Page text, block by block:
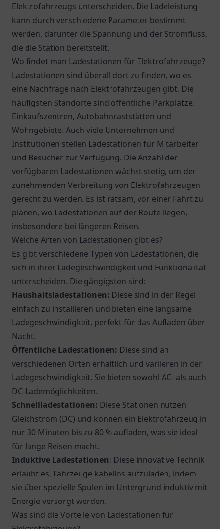
Elektrofahrzeugs unterscheiden. Die Ladeleistung
kann durch verschiedene Parameter bestimmt
werden, darunter die Spannung und der Stromfluss,
die die Station bereitstellt.
Wo findet man Ladestationen für Elektrofahrzeuge?
Ladestationen sind überall dort zu finden, wo es
eine Nachfrage nach Elektrofahrzeugen gibt. Die
häufigsten Standorte sind öffentliche Parkplätze,
Einkaufszentren, Autobahnraststätten und
Wohngebiete. Auch viele Unternehmen und
Institutionen stellen Ladestationen für Mitarbeiter
und Besucher zur Verfügung. Die Anzahl der
verfügbaren Ladestationen wächst stetig, um der
zunehmenden Verbreitung von Elektrofahrzeugen
gerecht zu werden. Es ist ratsam, vor einer Fahrt zu
planen, wo Ladestationen auf der Route liegen,
insbesondere bei längeren Reisen.
Welche Arten von Ladestationen gibt es?
Es gibt verschiedene Typen von Ladestationen, die
sich in ihrer Ladegeschwindigkeit und Funktionalität
unterscheiden. Die gängigsten sind:
Haushaltsladestationen: Diese sind in der Regel
einfach zu installieren und bieten eine langsame
Ladegeschwindigkeit, perfekt für das Aufladen über
Nacht.
Öffentliche Ladestationen: Diese sind an
verschiedenen Orten erhältlich und variieren in der
Ladegeschwindigkeit. Sie bieten sowohl AC- als auch
DC-Lademöglichkeiten.
Schnellladestationen: Diese Stationen nutzen
Gleichstrom (DC) und können ein Elektrofahrzeug in
nur 30 Minuten bis zu 80 % aufladen, was sie ideal
für lange Reisen macht.
Induktive Ladestationen: Diese innovative Technik
erlaubt es, Fahrzeuge kabellos aufzuladen, indem
sie über spezielle Spulen im Untergrund induktiv mit
Energie versorgt werden.
Was sind die Vorteile von Ladestationen für